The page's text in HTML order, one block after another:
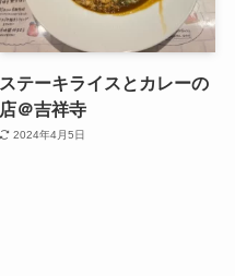
ステーキライスとカレーの
店＠吉祥寺
2024年4月5日